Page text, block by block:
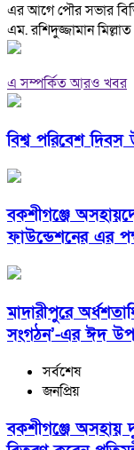
এর আগে পৌর সভার
এম. রশিদুজ্জামান
এ সম্পর্কিত আরও খবর
বিশ্ব পরিবেশ দিবস
বকশীগঞ্জে
ফাউন্ডেশনের এর
মাদারীপুরে
সংগঠন’-এর ঈদ
সর্বশেষ
জনপ্রিয়
বকশীগঞ্জে অসহায়